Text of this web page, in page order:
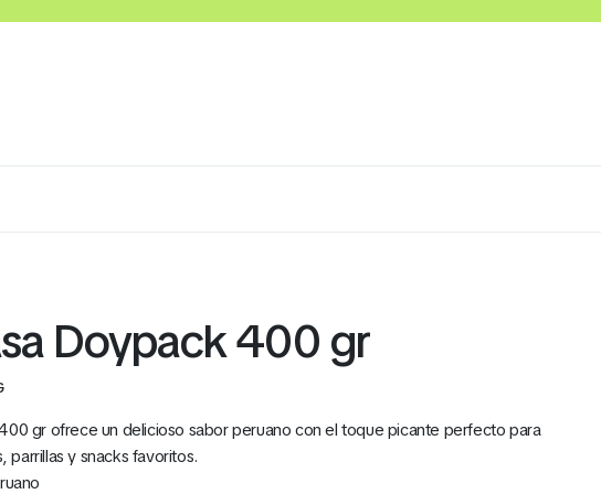
Doypack 400 gr
gr ofrece un delicioso sabor peruano con el toque picante perfecto para
parrillas y snacks favoritos.